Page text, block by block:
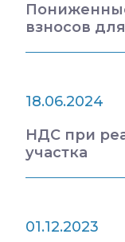
взносов
18.06.2024
НДС при
участка
01.12.2023